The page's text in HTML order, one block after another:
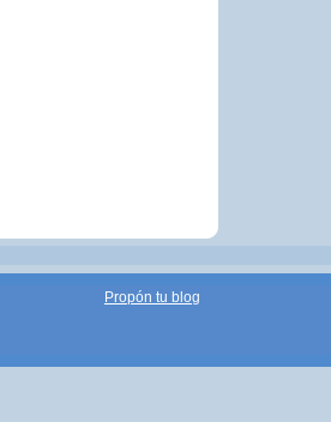
Propón tu blog